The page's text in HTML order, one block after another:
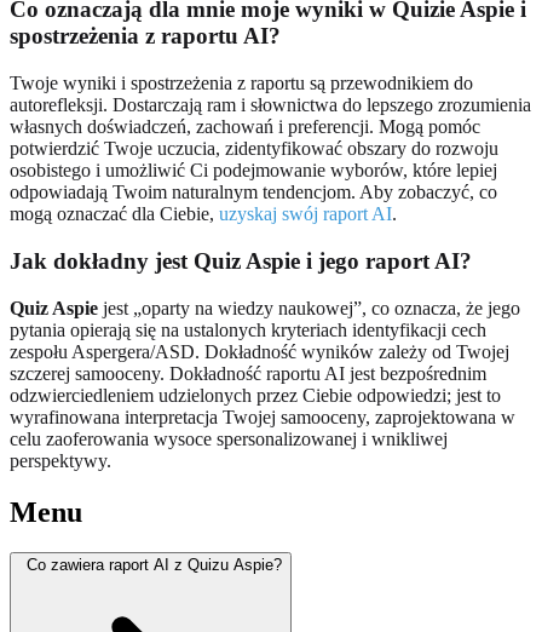
Co oznaczają dla mnie moje wyniki w Quizie Aspie i
spostrzeżenia z raportu AI?
Twoje wyniki i spostrzeżenia z raportu są przewodnikiem do
autorefleksji. Dostarczają ram i słownictwa do lepszego zrozumienia
własnych doświadczeń, zachowań i preferencji. Mogą pomóc
potwierdzić Twoje uczucia, zidentyfikować obszary do rozwoju
osobistego i umożliwić Ci podejmowanie wyborów, które lepiej
odpowiadają Twoim naturalnym tendencjom. Aby zobaczyć, co
mogą oznaczać dla Ciebie, uzyskaj swój raport AI.
Jak dokładny jest Quiz Aspie i jego raport AI?
Quiz Aspie jest „oparty na wiedzy naukowej”, co oznacza, że jego
pytania opierają się na ustalonych kryteriach identyfikacji cech
zespołu Aspergera/ASD. Dokładność wyników zależy od Twojej
szczerej samooceny. Dokładność raportu AI jest bezpośrednim
odzwierciedleniem udzielonych przez Ciebie odpowiedzi; jest to
wyrafinowana interpretacja Twojej samooceny, zaprojektowana w
celu zaoferowania wysoce spersonalizowanej i wnikliwej
perspektywy.
Menu
Co zawiera raport AI z Quizu Aspie?